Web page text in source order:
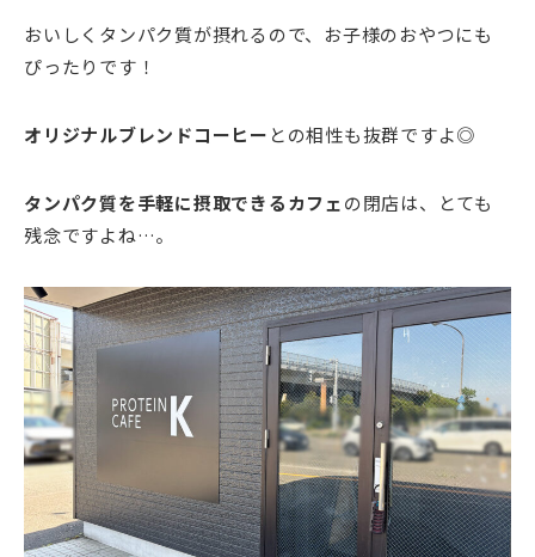
おいしくタンパク質が摂れるので、お子様のおやつにも
ぴったりです！
オリジナルブレンドコーヒー との相性も抜群ですよ◎
タンパク質を手軽に摂取できるカフェ の閉店は、とても
残念ですよね…。